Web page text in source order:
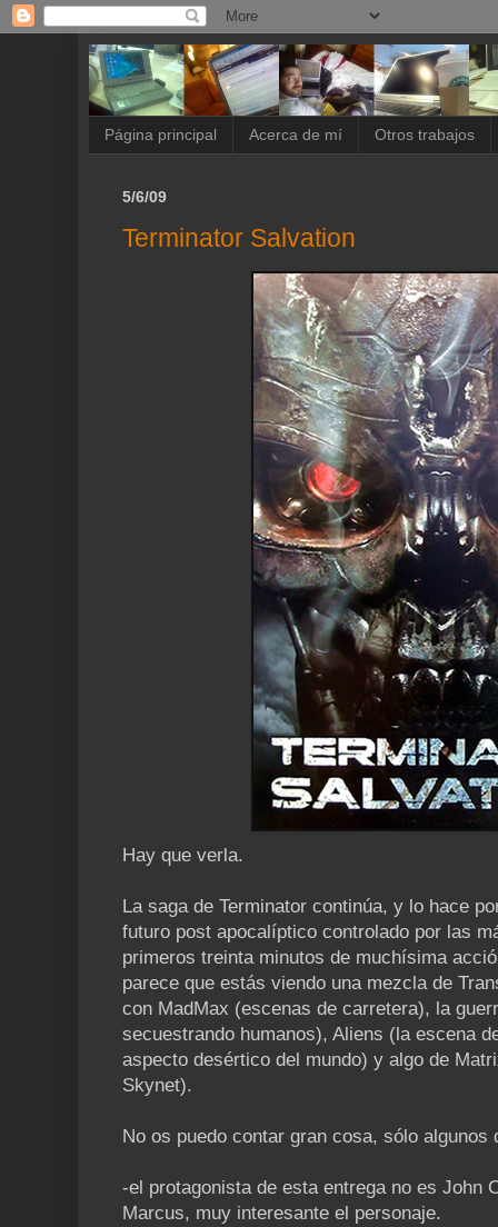
Página principal Acerca de mí Otros trabajos
5/6/09
Terminator Salvation
Hay que verla.
La saga de Terminator continúa, y lo hace
futuro post apocalíptico controlado por las
primeros treinta minutos de muchísima
parece que estás viendo una mezcla de
con MadMax (escenas de carretera), la
secuestrando humanos), Aliens (la escena
aspecto desértico del mundo) y algo de
Skynet).
No os puedo contar gran cosa, sólo algunos
-el protagonista de esta entrega no es John
Marcus, muy interesante el personaje.